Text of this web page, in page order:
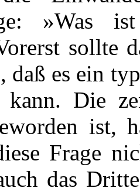
»Was
sollte
daß es ein
kann. Die
ist,
Frage
das